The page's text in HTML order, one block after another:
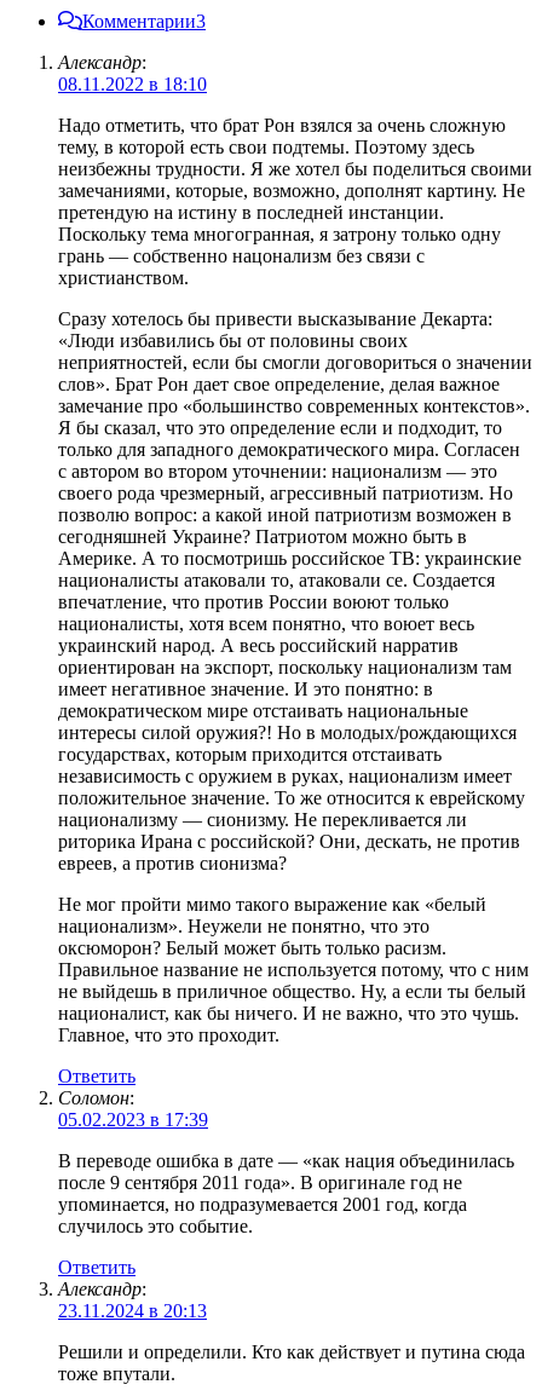
Комментарии3
Александр:
08.11.2022 в 18:10
Надо отметить, что брат Рон взялся за очень сложную
тему, в которой есть свои подтемы. Поэтому здесь
неизбежны трудности. Я же хотел бы поделиться своими
замечаниями, которые, возможно, дополнят картину. Не
претендую на истину в последней инстанции.
Поскольку тема многогранная, я затрону только одну
грань — собственно нацонализм без связи с
христианством.
Сразу хотелось бы привести высказывание Декарта:
«Люди избавились бы от половины своих
неприятностей, если бы смогли договориться о значении
слов». Брат Рон дает свое определение, делая важное
замечание про «большинство современных контекстов».
Я бы сказал, что это определение если и подходит, то
только для западного демократического мира. Согласен
с автором во втором уточнении: национализм — это
своего рода чрезмерный, агрессивный патриотизм. Но
позволю вопрос: а какой иной патриотизм возможен в
сегодняшней Украине? Патриотом можно быть в
Америке. А то посмотришь российское ТВ: украинские
националисты атаковали то, атаковали се. Создается
впечатление, что против России воюют только
националисты, хотя всем понятно, что воюет весь
украинский народ. А весь российский нарратив
ориентирован на экспорт, поскольку национализм там
имеет негативное значение. И это понятно: в
демократическом мире отстаивать национальные
интересы силой оружия?! Но в молодых/рождающихся
государствах, которым приходится отстаивать
независимость с оружием в руках, национализм имеет
положительное значение. То же относится к еврейскому
национализму — сионизму. Не перекливается ли
риторика Ирана с российской? Они, дескать, не против
евреев, а против сионизма?
Не мог пройти мимо такого выражение как «белый
национализм». Неужели не понятно, что это
оксюморон? Белый может быть только расизм.
Правильное название не используется потому, что с ним
не выйдешь в приличное общество. Ну, а если ты белый
националист, как бы ничего. И не важно, что это чушь.
Главное, что это проходит.
Ответить
Соломон:
05.02.2023 в 17:39
В переводе ошибка в дате — «как нация объединилась
после 9 сентября 2011 года». В оригинале год не
упоминается, но подразумевается 2001 год, когда
случилось это событие.
Ответить
Александр:
23.11.2024 в 20:13
Решили и определили. Кто как действует и путина сюда
тоже впутали.